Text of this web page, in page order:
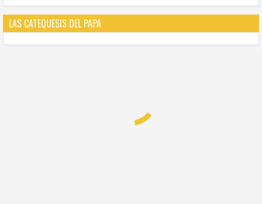
LAS CATEQUESIS DEL PAPA